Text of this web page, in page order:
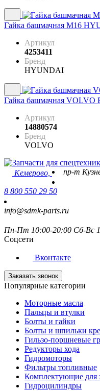
Гайка башмачная M16
Артикул
4253411
Бренд
HYUNDAI
Гайка башмачная VOLVO
Артикул
14880574
Бренд
VOLVO
Кемерово, пр-т
8 800 550 29 50
info@sdmk-parts.ru
Пн-Пт 10:00-20:00 Сб-Вс
Соцсети
Вконтакте
Заказать звонок
Популярные категории
Моторные масла
Пальцы и втулки
Болты и гайки
Болты и шпильки
Гильзо-поршневые
Редукторы хода
Гидромоторы
Фильтры топливные
Комплектующие для
Гидроцилиндры